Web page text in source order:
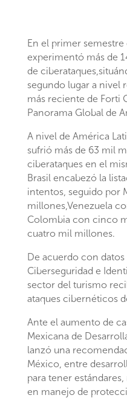
En el primer
experimentó más de
de
segundo lugar a nivel
más reciente de Forti
Panorama Global de
A nivel de América
sufrió más de 63 mil
ciberataques en el
Brasil encabezó la
intentos, seguido por
millones,Venezuela
Colombia con cinco
cuatro mil millones.
De acuerdo con
Ciberseguridad e
sector del turismo
ataques cibernéticos
Ante el aumento de
Mexicana de
lanzó una
México, entre
para tener
en manejo de